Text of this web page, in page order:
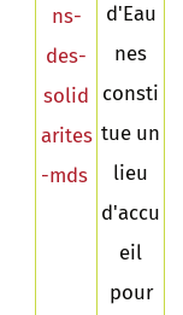
ns-
des-
solid
arites
-mds
d'Eau
nes
consti
tue un
lieu
d'accu
eil
pour